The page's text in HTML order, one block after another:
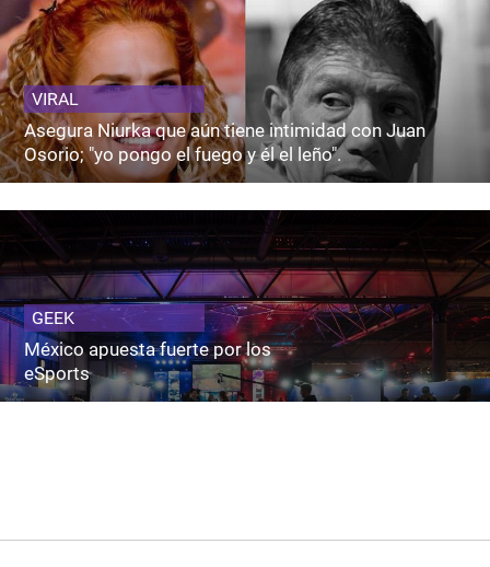
VIRAL
Asegura Niurka que aún tiene intimidad con Juan
Osorio; "yo pongo el fuego y él el leño".
GEEK
México apuesta fuerte por los
eSports